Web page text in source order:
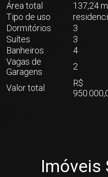
Área total
137,24
Tipo de uso
Dormitórios
3
Suítes
3
Banheiros
4
Vagas de
Garagens
2
Valor total
R$
Imóveis